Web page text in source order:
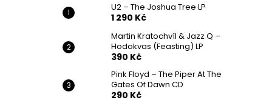
U2 – The Joshua Tree LP
1 290 Kč
Martin Kratochvíl & Jazz Q ‎–
Hodokvas (Feasting) LP
390 Kč
Pink Floyd – The Piper At The
Gates Of Dawn CD
290 Kč